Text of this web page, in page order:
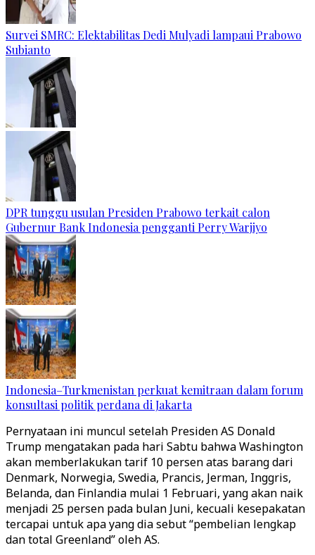
Survei SMRC: Elektabilitas Dedi Mulyadi lampaui Prabowo
Subianto
DPR tunggu usulan Presiden Prabowo terkait calon
Gubernur Bank Indonesia pengganti Perry Warjiyo
Indonesia–Turkmenistan perkuat kemitraan dalam forum
konsultasi politik perdana di Jakarta
Pernyataan ini muncul setelah Presiden AS Donald
Trump mengatakan pada hari Sabtu bahwa Washington
akan memberlakukan tarif 10 persen atas barang dari
Denmark, Norwegia, Swedia, Prancis, Jerman, Inggris,
Belanda, dan Finlandia mulai 1 Februari, yang akan naik
menjadi 25 persen pada bulan Juni, kecuali kesepakatan
tercapai untuk apa yang dia sebut “pembelian lengkap
dan total Greenland” oleh AS.